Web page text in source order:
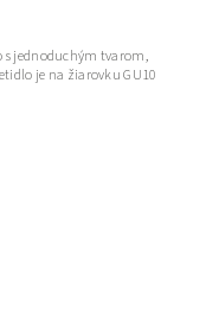
s jednoduchým tvarom,
je na žiarovku GU10